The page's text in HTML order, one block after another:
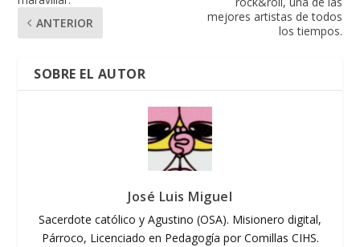
ANTERIOR
mejores artistas de todos
los tiempos.
SOBRE EL AUTOR
José Luis Miguel
Sacerdote católico y Agustino (OSA). Misionero digital,
Párroco, Licenciado en Pedagogía por Comillas CIHS.